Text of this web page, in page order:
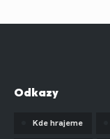
Odkazy
Kde hrajeme